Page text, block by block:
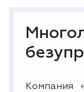
Компания